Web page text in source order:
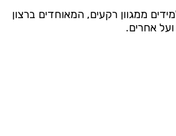
ממגוון רקעים, המאוחדים ברצון
אחרים.